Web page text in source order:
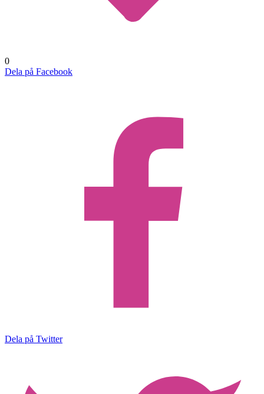
0
Dela på Facebook
Dela på Twitter